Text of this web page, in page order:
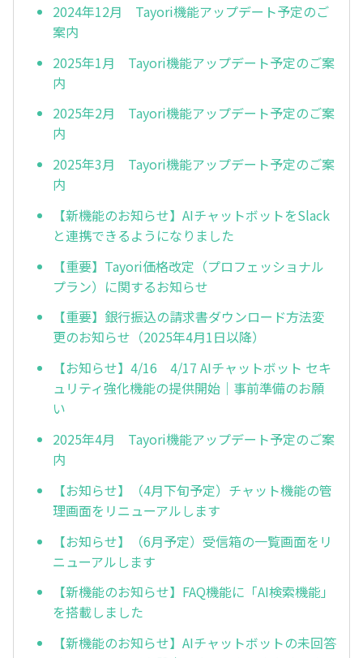
2024年12月 Tayori機能アップデート予定のご
案内
2025年1月 Tayori機能アップデート予定のご案
内
2025年2月 Tayori機能アップデート予定のご案
内
2025年3月 Tayori機能アップデート予定のご案
内
【新機能のお知らせ】AIチャットボットをSlack
と連携できるようになりました
【重要】Tayori価格改定（プロフェッショナル
プラン）に関するお知らせ
【重要】銀行振込の請求書ダウンロード方法変
更のお知らせ（2025年4月1日以降）
【お知らせ】4/16 4/17 AIチャットボット セキ
ュリティ強化機能の提供開始｜事前準備のお願
い
2025年4月 Tayori機能アップデート予定のご案
内
【お知らせ】（4月下旬予定）チャット機能の管
理画面をリニューアルします
【お知らせ】（6月予定）受信箱の一覧画面をリ
ニューアルします
【新機能のお知らせ】FAQ機能に「AI検索機能」
を搭載しました
【新機能のお知らせ】AIチャットボットの未回答